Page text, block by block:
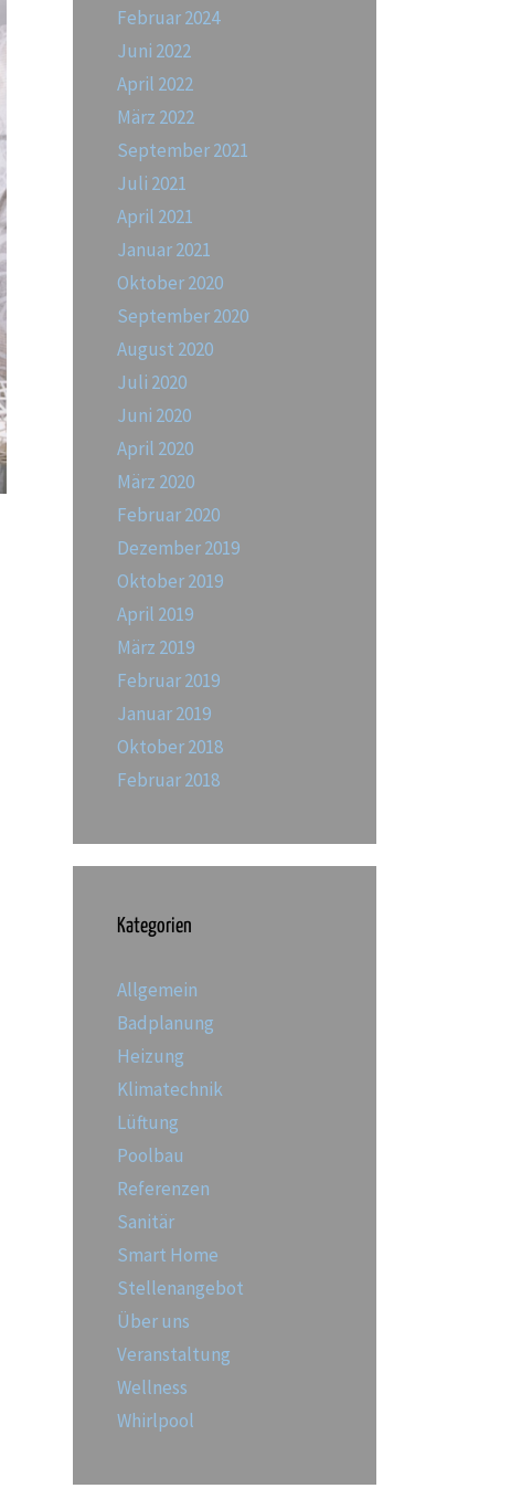
Februar 2024
Juni 2022
April 2022
März 2022
September 2021
Juli 2021
April 2021
Januar 2021
Oktober 2020
September 2020
August 2020
Juli 2020
Juni 2020
April 2020
März 2020
Februar 2020
Dezember 2019
Oktober 2019
April 2019
März 2019
Februar 2019
Januar 2019
Oktober 2018
Februar 2018
Kategorien
Allgemein
Badplanung
Heizung
Klimatechnik
Lüftung
Poolbau
Referenzen
Sanitär
Smart Home
Stellenangebot
Über uns
Veranstaltung
Wellness
Whirlpool